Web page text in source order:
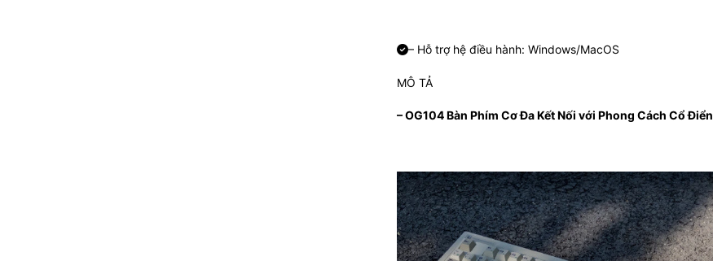
– Hỗ trợ hệ điều hành: Windows/MacOS
MÔ TẢ
– OG104 Bàn Phím Cơ Đa Kết Nối với Phong Cách Cổ Điển